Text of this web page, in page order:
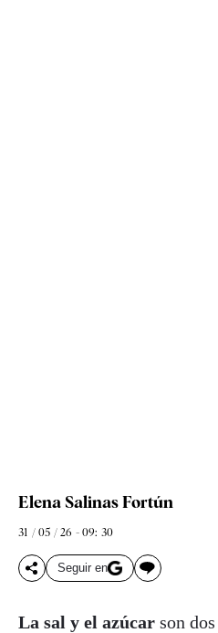
Elena Salinas Fortún
31 / 05 / 26 - 09: 30
Seguir en
La sal y el azúcar son